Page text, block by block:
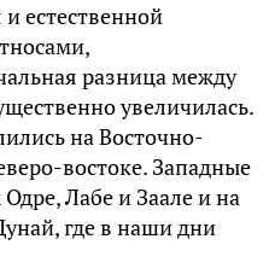
и естественной
разница между
увеличилась.
на Восточно-
востоке. Западные
Лабе и Заале и на
где в наши дни